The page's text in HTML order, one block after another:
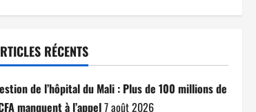
RÉCENTS
de l’hôpital du Mali : Plus de 100 millions de
manquent à l’appel7 août 2026